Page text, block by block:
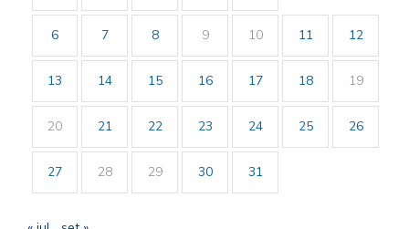
6 7 8 9 10 11 12
13 14 15 16 17 18 19
20 21 22 23 24 25 26
27 28 29 30 31